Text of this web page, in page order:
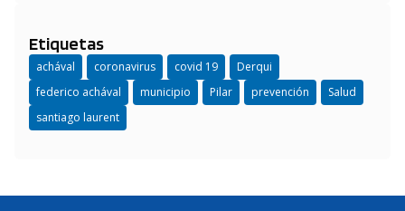
Etiquetas
achával coronavirus covid 19
Derqui
federico achával
municipio Pilar prevención
Salud
santiago laurent